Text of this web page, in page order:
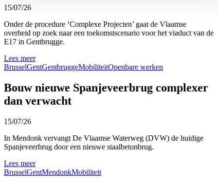
15/07/26
Onder de procedure ‘Complexe Projecten’ gaat de Vlaamse
overheid op zoek naar een toekomstscenario voor het viaduct van de
E17 in Gentbrugge.
Lees meer
BrusselGentGentbruggeMobiliteitOpenbare werken
Bouw nieuwe Spanjeveerbrug complexer
dan verwacht
15/07/26
In Mendonk vervangt De Vlaamse Waterweg (DVW) de huidige
Spanjeveerbrug door een nieuwe staalbetonbrug.
Lees meer
BrusselGentMendonkMobiliteit